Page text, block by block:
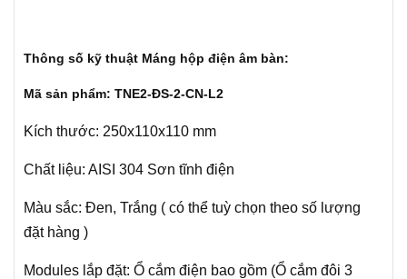
Thông số kỹ thuật Máng hộp điện âm bàn:
Mã sản phẩm: TNE2-ĐS-2-CN-L2
Kích thước: 250x110x110 mm
Chất liệu: AISI 304 Sơn tĩnh điện
Màu sắc: Đen, Trắng ( có thể tuỳ chọn theo số lượng
đặt hàng )
Modules lắp đặt: Ổ cắm điện bao gồm (Ổ cắm đôi 3